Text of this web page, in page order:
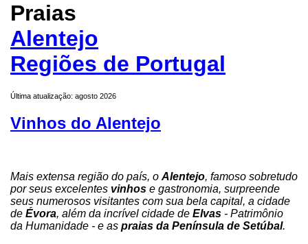
Praias
Alentejo
Regiões de Portugal
Última atualização: agosto 2026
Vinhos do Alentejo
Mais extensa região do país, oAlentejo, famoso sobretudo
por seus excelentes vinhos e gastronomia, surpreende
seus numerosos visitantes com sua bela capital, a cidade
de Évora, além da incrível cidade de Elvas - Patrimônio
da Humanidade - e as praias da Península de Setúbal.